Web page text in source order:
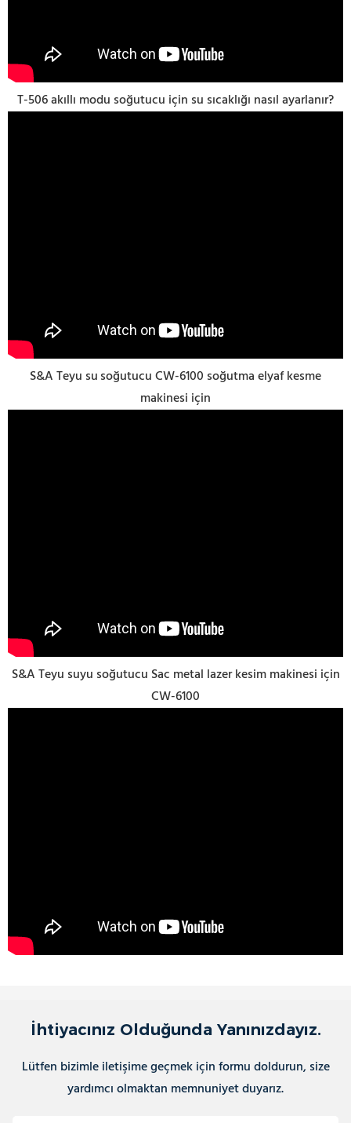
T-506 akıllı modu soğutucu için su sıcaklığı nasıl ayarlanır?
S&A Teyu susoğutucu CW-6100 soğutma elyaf kesme
makinesi için
S&A Teyu suyu soğutucu Sac metal lazer kesim makinesi için
CW-6100
İhtiyacınız Olduğunda Yanınızdayız.
Lütfen bizimle iletişime geçmek için formu doldurun, size
yardımcı olmaktan memnuniyet duyarız.